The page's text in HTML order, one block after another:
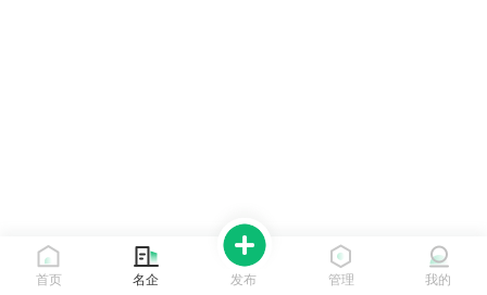
首页 名企 发布 管理 我的